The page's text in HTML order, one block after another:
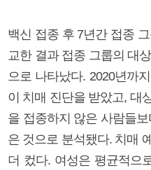
백신 접종 후 7년간 접종
교한 결과 접종 그룹의 대
으로 나타났다. 2020년까
이 치매 진단을 받았고, 대
을 접종하지 않은 사람들
은 것으로 분석됐다. 치매
더 컸다. 여성은 평균적으